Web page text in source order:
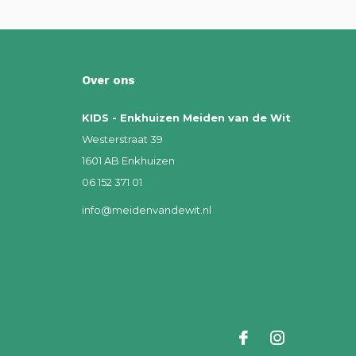
Over ons
KIDS - Enkhuizen Meiden van de Wit
Westerstraat 39
1601 AB Enkhuizen
06 152 371 01
info@meidenvandewit.nl